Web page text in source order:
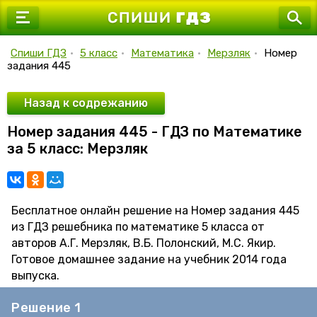
7 класс
9 класс
10 класс
11 класс
Спиши ГДЗ • 5 класс • Математика • Мерзляк •
Номер
задания 445
Назад к содрежанию
Номер задания 445 - ГДЗ по Математике
за 5 класс: Мерзляк
Бесплатное онлайн решение на Номер задания 445
из ГДЗ решебника по математике 5 класса от
авторов А.Г. Мерзляк, В.Б. Полонский, М.С. Якир.
Готовое домашнее задание на учебник 2014 года
выпуска.
Решение 1